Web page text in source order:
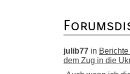
julib77 in
dem Zug in die